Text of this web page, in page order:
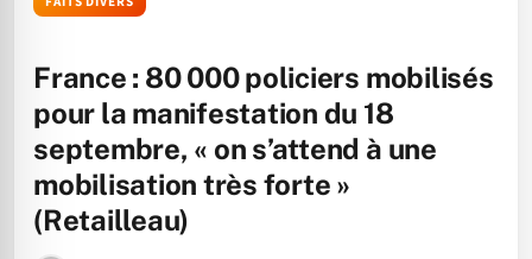
France : 80 000 policiers mobilisés
pour la manifestation du 18
septembre, « on s’attend à une
mobilisation très forte »
(Retailleau)